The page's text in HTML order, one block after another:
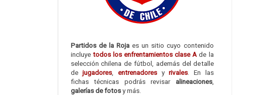
Partidos de la Rojaes un sitio cuyo contenido
incluye todos los enfrentamientos clase A de la
selección chilena de fútbol, además del detalle
dejugadores entrenadoresyrivales . En las
fichas técnicas podrás revisar alineaciones,
galerías de fotosy más.